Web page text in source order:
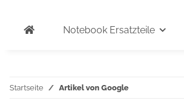
Notebook Ersatzteile
Startseite Artikel von Google